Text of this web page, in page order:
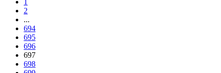
2
...
694
695
696
697
698